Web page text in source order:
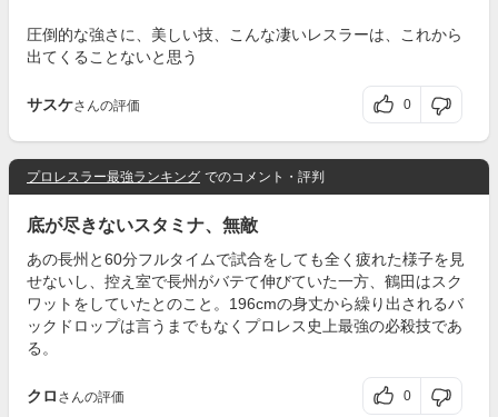
圧倒的な強さに、美しい技、こんな凄いレスラーは、これから
出てくることないと思う
サスケさんの評価 0
プロレスラー最強ランキング でのコメント・評判
底が尽きないスタミナ、無敵
あの長州と60分フルタイムで試合をしても全く疲れた様子を見
せないし、控え室で長州がバテて伸びていた一方、鶴田はスク
ワットをしていたとのこと。196cmの身丈から繰り出されるバ
ックドロップは言うまでもなくプロレス史上最強の必殺技であ
る。
クロ さんの評価 0